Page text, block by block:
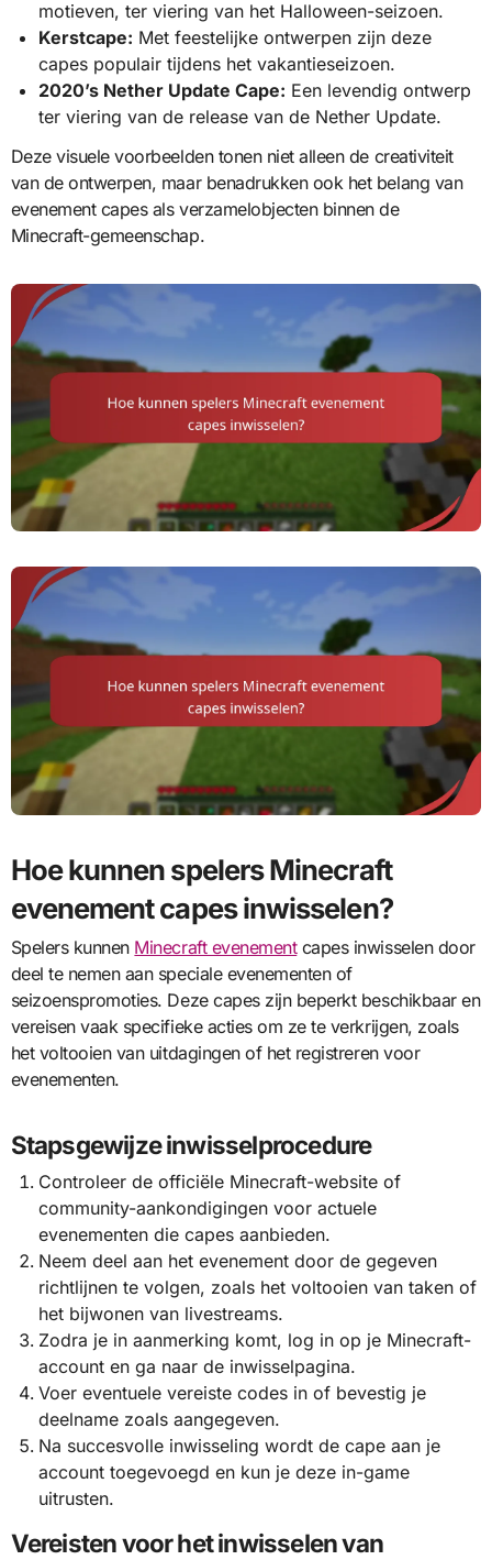
motieven, ter viering van het Halloween-seizoen.
Kerstcape: Met feestelijke ontwerpen zijn deze
capes populair tijdens het vakantieseizoen.
2020’s Nether Update Cape: Een levendig ontwerp
ter viering van de release van de Nether Update.
Deze visuele voorbeelden tonen niet alleen de creativiteit
van de ontwerpen, maar benadrukken ook het belang van
evenement capes als verzamelobjecten binnen de
Minecraft-gemeenschap.
Hoe kunnen spelers Minecraft
evenement capes inwisselen?
Spelers kunnen Minecraft evenementcapes inwisselen door
deel te nemen aan speciale evenementen of
seizoenspromoties. Deze capes zijn beperkt beschikbaar en
vereisen vaak specifieke acties om ze te verkrijgen, zoals
het voltooien van uitdagingen of het registreren voor
evenementen.
Stapsgewijze inwisselprocedure
Controleer de officiële Minecraft-website of
community-aankondigingen voor actuele
evenementen die capes aanbieden.
Neem deel aan het evenement door de gegeven
richtlijnen te volgen, zoals het voltooien van taken of
het bijwonen van livestreams.
Zodra je in aanmerking komt, log in op je Minecraft-
account en ga naar de inwisselpagina.
Voer eventuele vereiste codes in of bevestig je
deelname zoals aangegeven.
Na succesvolle inwisseling wordt de cape aan je
account toegevoegd en kun je deze in-game
uitrusten.
Vereisten voor het inwisselen van